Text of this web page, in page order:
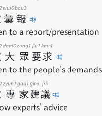
彙
wui6
報
bou3
to a report/presentation
大
daai6
眾
zung1
要
jiu1
求
kau4
to the people's demands
專
zyun1
家
gaa1
建
gin3
議
ji5
experts' advice